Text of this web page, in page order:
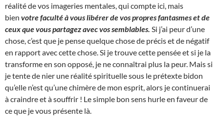
réalité de vos imageries mentales, qui compte ici, mais
bien votre faculté à vous libérer de vos propres fantasmes et de
ceux que vous partagez avec vos semblables. Si j’ai peur d’une
chose, c’est que je pense quelque chose de précis et de négatif
en rapport avec cette chose. Si je trouve cette pensée et si je la
transforme en son opposé, je ne connaîtrai plus la peur. Mais si
je tente de nier une réalité spirituelle sous le prétexte bidon
qu’elle n’est qu’une chimère de mon esprit, alors je continuerai
à craindre et à souffrir ! Le simple bon sens hurle en faveur de
ce que je vous présente là.